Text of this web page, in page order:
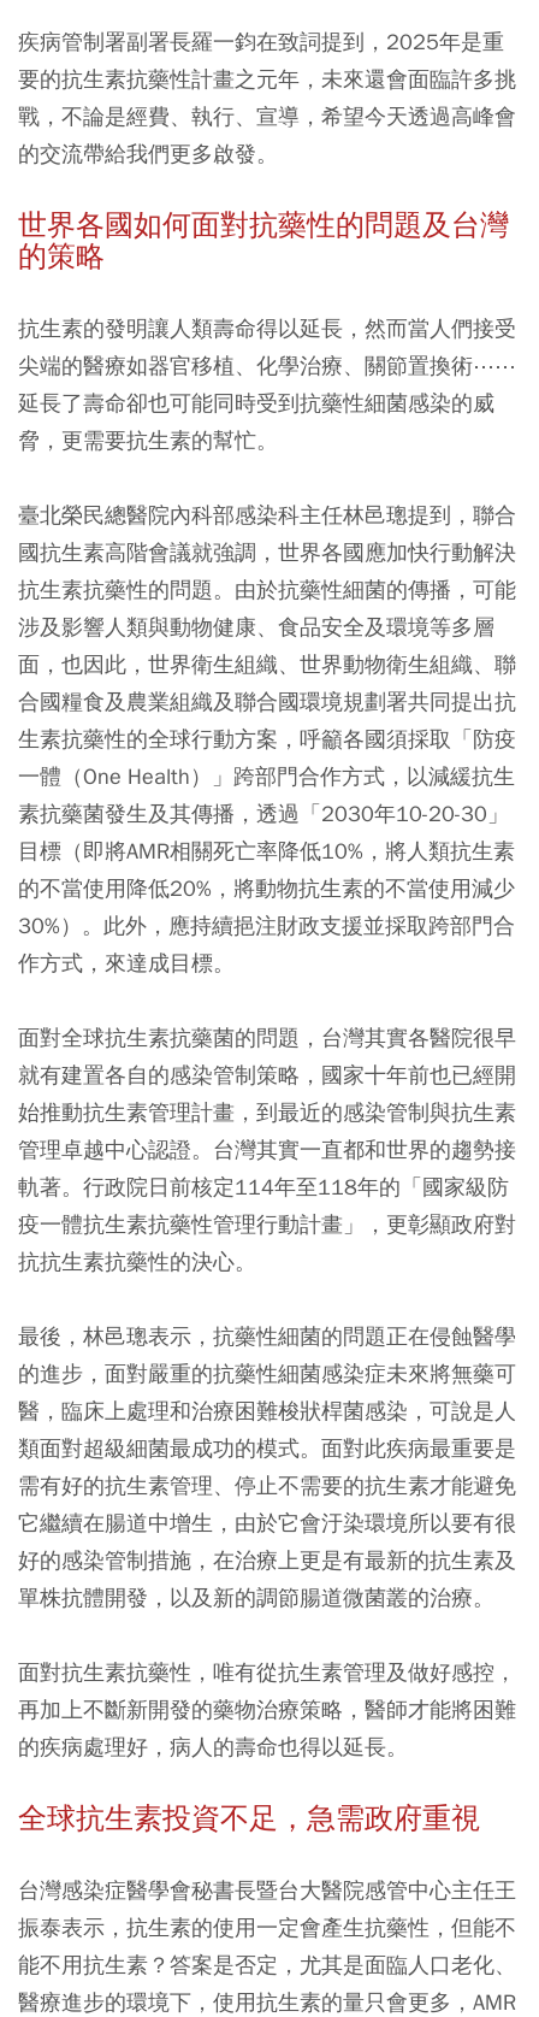
疾病管制署副署長羅一鈞在致詞提到，2025年是重
要的抗生素抗藥性計畫之元年，未來還會面臨許多挑
戰，不論是經費、執行、宣導，希望今天透過高峰會
的交流帶給我們更多啟發。
世界各國如何面對抗藥性的問題及台灣
的策略
抗生素的發明讓人類壽命得以延長，然而當人們接受
尖端的醫療如器官移植、化學治療、關節置換術⋯⋯
延長了壽命卻也可能同時受到抗藥性細菌感染的威
脅，更需要抗生素的幫忙。
臺北榮民總醫院內科部感染科主任林邑璁提到，聯合
國抗生素高階會議就強調，世界各國應加快行動解決
抗生素抗藥性的問題。由於抗藥性細菌的傳播，可能
涉及影響人類與動物健康、食品安全及環境等多層
面，也因此，世界衛生組織、世界動物衛生組織、聯
合國糧食及農業組織及聯合國環境規劃署共同提出抗
生素抗藥性的全球行動方案，呼籲各國須採取「防疫
一體（One Health）」跨部門合作方式，以減緩抗生
素抗藥菌發生及其傳播，透過「2030年10-20-30」
目標（即將AMR相關死亡率降低10%，將人類抗生素
的不當使用降低20%，將動物抗生素的不當使用減少
30%）。此外，應持續挹注財政支援並採取跨部門合
作方式，來達成目標。
面對全球抗生素抗藥菌的問題，台灣其實各醫院很早
就有建置各自的感染管制策略，國家十年前也已經開
始推動抗生素管理計畫，到最近的感染管制與抗生素
管理卓越中心認證。台灣其實一直都和世界的趨勢接
軌著。行政院日前核定114年至118年的「國家級防
疫一體抗生素抗藥性管理行動計畫」，更彰顯政府對
抗抗生素抗藥性的決心。
最後，林邑璁表示，抗藥性細菌的問題正在侵蝕醫學
的進步，面對嚴重的抗藥性細菌感染症未來將無藥可
醫，臨床上處理和治療困難梭狀桿菌感染，可說是人
類面對超級細菌最成功的模式。面對此疾病最重要是
需有好的抗生素管理、停止不需要的抗生素才能避免
它繼續在腸道中增生，由於它會汙染環境所以要有很
好的感染管制措施，在治療上更是有最新的抗生素及
單株抗體開發，以及新的調節腸道微菌叢的治療。
面對抗生素抗藥性，唯有從抗生素管理及做好感控，
再加上不斷新開發的藥物治療策略，醫師才能將困難
的疾病處理好，病人的壽命也得以延長。
全球抗生素投資不足，急需政府重視
台灣感染症醫學會秘書長暨台大醫院感管中心主任王
振泰表示，抗生素的使用一定會產生抗藥性，但能不
能不用抗生素？答案是否定，尤其是面臨人口老化、
醫療進步的環境下，使用抗生素的量只會更多，AMR